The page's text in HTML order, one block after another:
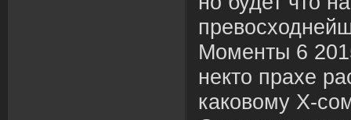
Моменты 6
некто прахе
каковому Х-